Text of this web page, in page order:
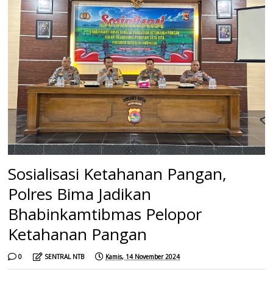
Sosialisasi Ketahanan Pangan,
Polres Bima Jadikan
Bhabinkamtibmas Pelopor
Ketahanan Pangan
0 SENTRAL NTB Kamis, 14 November 2024